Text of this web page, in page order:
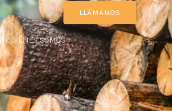
LLÁMANOS
QUIÉNES SOMOS